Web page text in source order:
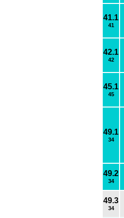
41.1
41
42.1
42
45.1
45
49.1
34
49.2
34
49.3
34